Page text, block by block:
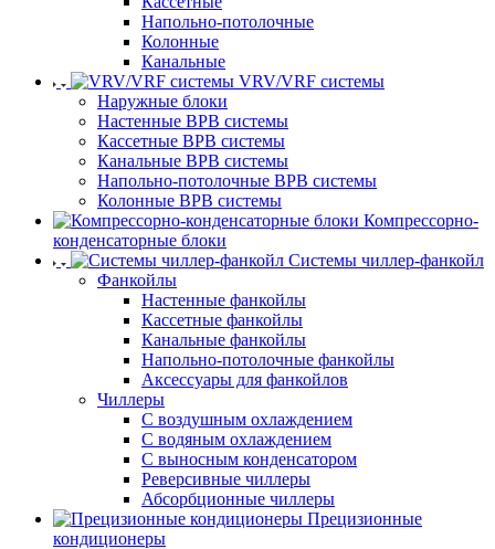
Напольно-потолочные
Колонные
Канальные
VRV/VRF системы
Наружные блоки
Настенные ВРВ системы
Кассетные ВРВ системы
Канальные ВРВ системы
Напольно-потолочные ВРВ системы
Колонные ВРВ системы
Компрессорно-
конденсаторные блоки
Системы чиллер-фанкойл
Фанкойлы
Настенные фанкойлы
Кассетные фанкойлы
Канальные фанкойлы
Напольно-потолочные фанкойлы
Аксессуары для фанкойлов
Чиллеры
С воздушным охлаждением
С водяным охлаждением
С выносным конденсатором
Реверсивные чиллеры
Абсорбционные чиллеры
Прецизионные
кондиционеры